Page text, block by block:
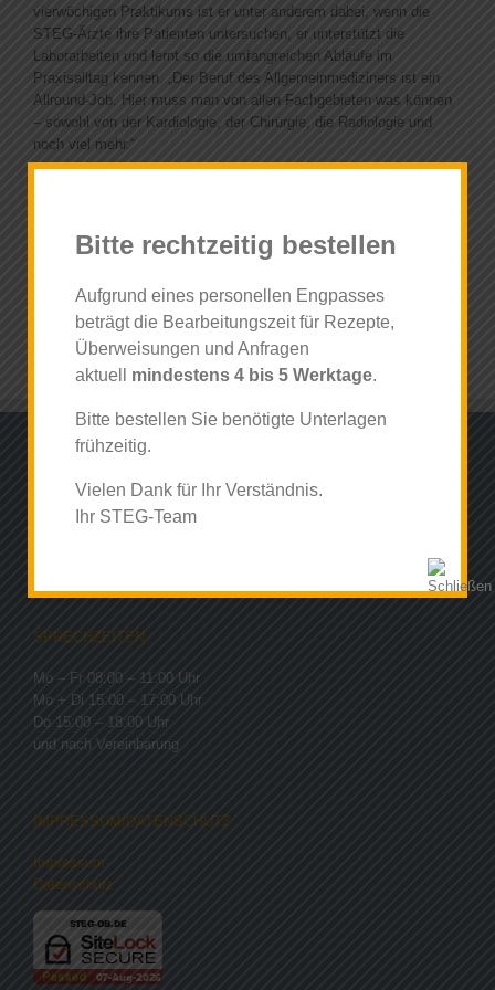
News
vierwöchigen Praktikums ist er unter anderem dabei, wenn die
STEG-Ärzte ihre Patienten untersuchen, er unterstützt die
Laborarbeiten und lernt so die umfangreichen Abläufe im
Praxisalltag kennen. „Der Beruf des Allgemeinmediziners ist ein
Allround-Job. Hier muss man von allen Fachgebieten was können
– sowohl von der Kardiologie, der Chirurgie, die Radiologie und
noch viel mehr.“
Intensivstation der Uniklinik Düsseldorf.
Steinbrinkstraße 261, 46145 Oberhausen
Fax: 0208 45199086
SPRECHZEITEN
Mo – Fr 08:00 – 11:00 Uhr
Mo + Di 15:00 – 17:00 Uhr
Do 15:00 – 18:00 Uhr
und nach Vereinbarung
IMPRESSUM/DATENSCHUTZ
Impressum
Datenschutz
Bitte rechtzeitig bestellen
Aufgrund eines personellen Engpasses
beträgt die Bearbeitungszeit für Rezepte,
Überweisungen und Anfragen
aktuell mindestens 4 bis 5 Werktage.
Bitte bestellen Sie benötigte Unterlagen
frühzeitig.
Vielen Dank für Ihr Verständnis.
Ihr STEG-Team